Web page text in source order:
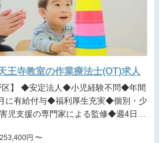
王寺教室の作業療法士(OT)求人
問◆年間
に有給付与◆福利厚生充実◆個別・少
児支援の専門家による監修◆週4日勤
月給 253,400円 〜